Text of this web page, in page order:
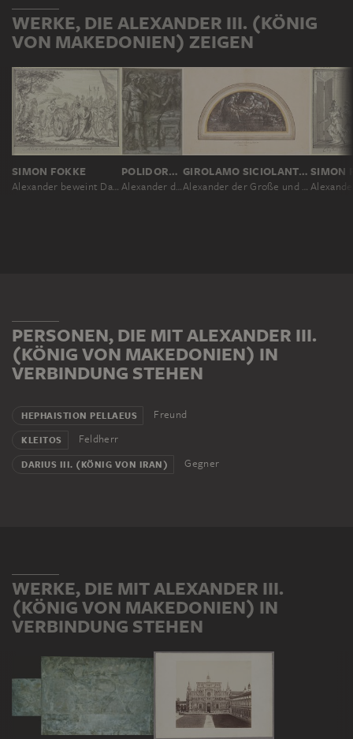
WERKE, DIE ALEXANDER III. (KÖNIG
VON MAKEDONIEN) ZEIGEN
SIMON FOKKE
Alexander beweint Dareios
POLIDORO DA CARAVAGGIO ?, NACH PERINO DEL VAGA
Alexander der Große mit vielen Personen bei zwei Altären stehend
GIROLAMO SICIOLANTE ?
Alexander der Große und sein Arzt Philippus
SIMON
PERSONEN, DIE MIT ALEXANDER III.
(KÖNIG VON MAKEDONIEN) IN
VERBINDUNG STEHEN
HEPHAISTION PELLAEUS Freund
KLEITOS Feldherr
DARIUS III. (KÖNIG VON IRAN) Gegner
WERKE, DIE MIT ALEXANDER III.
(KÖNIG VON MAKEDONIEN) IN
VERBINDUNG STEHEN